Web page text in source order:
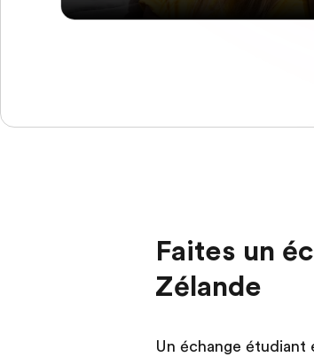
Faites un
Zélande
Un échange étudiant